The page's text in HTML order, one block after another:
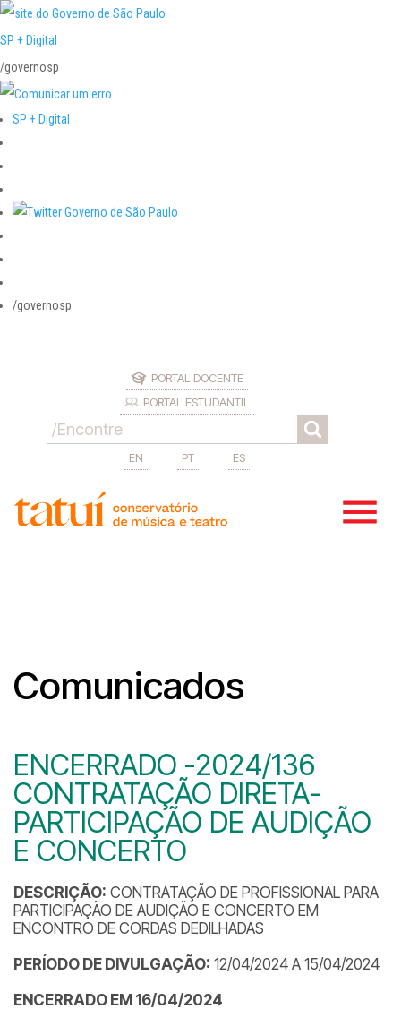
SP + Digital
/governosp
SP + Digital
/governosp
PORTAL DOCENTE
PORTAL ESTUDANTIL
EN PT ES
Comunicados
ENCERRADO -2024/136
CONTRATAÇÃO DIRETA-
PARTICIPAÇÃO DE AUDIÇÃO
E CONCERTO
DESCRIÇÃO: CONTRATAÇÃO DE PROFISSIONAL PARA
PARTICIPAÇÃO DE AUDIÇÃO E CONCERTO EM
ENCONTRO DE CORDAS DEDILHADAS
PERÍODO DE DIVULGAÇÃO: 12/04/2024 A 15/04/2024
ENCERRADO EM 16/04/2024